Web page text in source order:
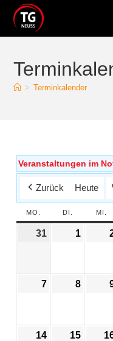
> Terminkalender
Veranstaltungen im
Zurück Heute
MO. DI. MI.
31 1
7 8
14 15